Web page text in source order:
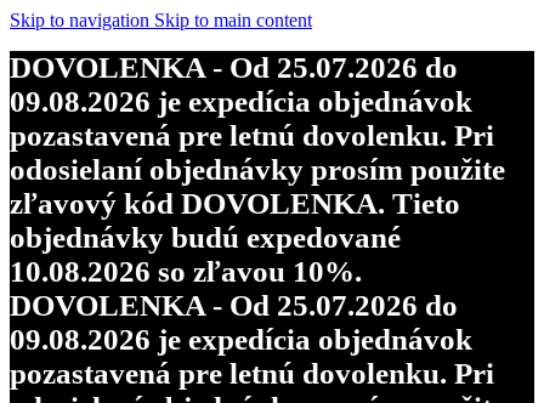
Skip to navigation Skip to main content
DOVOLENKA - Od 25.07.2026 do
09.08.2026 je expedícia objednávok
pozastavená pre letnú dovolenku. Pri
odosielaní objednávky prosím použite
zľavový kód DOVOLENKA. Tieto
objednávky budú expedované
10.08.2026 so zľavou 10%.
DOVOLENKA - Od 25.07.2026 do
09.08.2026 je expedícia objednávok
pozastavená pre letnú dovolenku. Pri